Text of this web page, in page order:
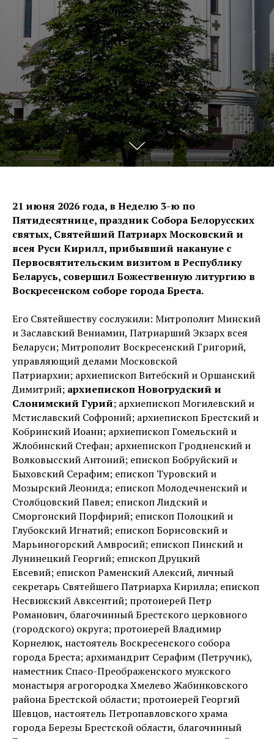
21 июня 2026 года, в Неделю 3-ю по
Пятидесятнице, праздник Собора Белорусских
святых, Святейший Патриарх Московский и
всея Руси Кирилл, прибывший накануне с
Первосвятительским визитом в Республику
Беларусь, совершил Божественную литургию в
Воскресенском соборе города Бреста.
Его Святейшеству сослужили: Митрополит Минский
и Заславский Вениамин, Патриарший Экзарх всея
Беларуси; Митрополит Воскресенский Григорий,
управляющий делами Московской
Патриархии; архиепископ Витебский и Оршанский
Димитрий; архиепископ Новогрудский и
Слонимский Гурий; архиепископ Могилевский и
Мстиславский Софроний; архиепископ Брестский и
Кобринский Иоанн; архиепископ Гомельский и
Жлобинский Стефан; архиепископ Гродненский и
Волковысский Антоний; епископ Бобруйский и
Быховский Серафим; епископ Туровский и
Мозырский Леонида; епископ Молодечненский и
Столбцовский Павел; епископ Лидский и
Сморгонский Порфирий; епископ Полоцкий и
Глубокский Игнатий; епископ Борисовский и
Марьиногорский Амвросий; епископ Пинский и
Лунинецкий Георгий; епископ Друцкий
Евсевий; епископ Раменский Алексий, личный
секретарь Святейшего Патриарха Кирилла; епископ
Несвижский Авксентий; протоиерей Петр
Романович, благочинный Брестского церковного
(городского) округа; протоиерей Владимир
Корнелюк, настоятель Воскресенского собора
города Бреста; архимандрит Серафим (Петручик),
наместник Спасо-Преображенского мужского
монастыря агрогородка Хмелево Жабинковского
района Брестской области; протоиерей Георгий
Шевцов, настоятель Петропавловского храма
города Березы Брестской области, благочинный